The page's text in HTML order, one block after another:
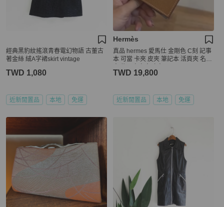
經典黑豹紋搖滾青春電幻物語 古董古
著金絲 絨A字裙skirt vintage
TWD 1,080
近新閒置品 本地 免運
Hermès
真品 hermes 愛馬仕 金剛色 C刻 記事
本 可當 卡夾 皮夾 筆記本 活頁夾 名片
TWD 19,800
近新閒置品 本地 免運